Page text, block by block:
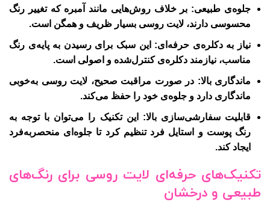
جلوه‌ی طبیعی: بر خلاف روش‌هایی مانند آمبره که تغییر رنگ
محسوسی دارند، لایت روسی بسیار ظریف و همگن است.
نیاز به دکلره‌ی حرفه‌ای: این سبک برای رسیدن به پایه‌ی رنگ
مناسب، نیازمند دکلره‌ی کنترل‌شده و اصولی است.
ماندگاری بالا: در صورت مراقبت صحیح، لایت روسی به‌خوبی
ماندگاری دارد و جلوه‌ی خود را حفظ می‌کند.
قابلیت سفارشی‌سازی بالا: این تکنیک را می‌توان با توجه به
رنگ پوست و استایل فرد تنظیم کرد تا جلوه‌ای منحصربه‌فرد
ایجاد کند.
تکنیک‌های حرفه‌ای لایت روسی برای رنگ‌های
طبیعی و درخشان